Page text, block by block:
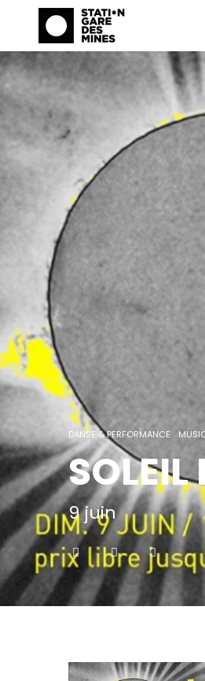
DANSE & PERFORMANCE
9 juin